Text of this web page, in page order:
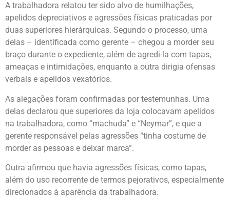
A trabalhadora relatou ter sido alvo de humilhações,
apelidos depreciativos e agressões físicas praticadas por
duas superiores hierárquicas. Segundo o processo, uma
delas – identificada como gerente – chegou a morder seu
braço durante o expediente, além de agredi-la com tapas,
ameaças e intimidações, enquanto a outra dirigia ofensas
verbais e apelidos vexatórios.
As alegações foram confirmadas por testemunhas. Uma
delas declarou que superiores da loja colocavam apelidos
na trabalhadora, como “machuda” e “Neymar”, e que a
gerente responsável pelas agressões “tinha costume de
morder as pessoas e deixar marca”.
Outra afirmou que havia agressões físicas, como tapas,
além do uso recorrente de termos pejorativos, especialmente
direcionados à aparência da trabalhadora.